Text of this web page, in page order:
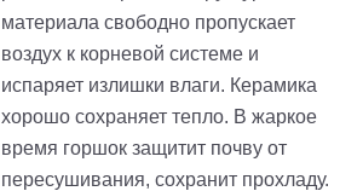
материала свободно пропускает
воздух к корневой системе и
испаряет излишки влаги. Керамика
хорошо сохраняет тепло. В жаркое
время горшок защитит почву от
пересушивания, сохранит прохладу.